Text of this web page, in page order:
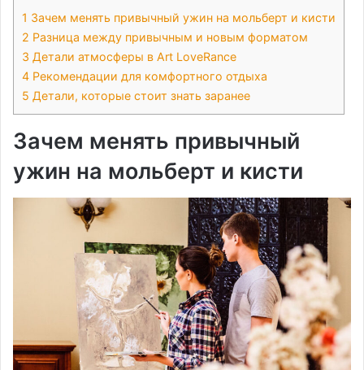
1 Зачем менять привычный ужин на мольберт и кисти
2 Разница между привычным и новым форматом
3 Детали атмосферы в Art LoveRance
4 Рекомендации для комфортного отдыха
5 Детали, которые стоит знать заранее
Зачем менять привычный
ужин на мольберт и кисти